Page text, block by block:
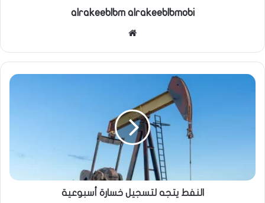
alrakeeblbm alrakeeblbmobi
النفط يتجه لتسجيل خسارة أسبوعية